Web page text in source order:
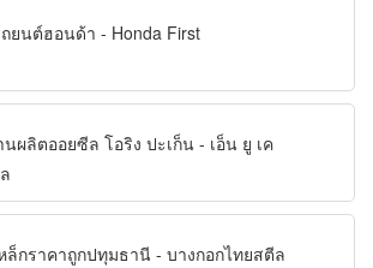
ยนต์ฮอนด้า - Honda First
นผลิตออยซีล โอริง ปะเก็น - เอ็น ยู เค
ล็กราคาถูกปทุมธานี - บางกอกไทยสตีล